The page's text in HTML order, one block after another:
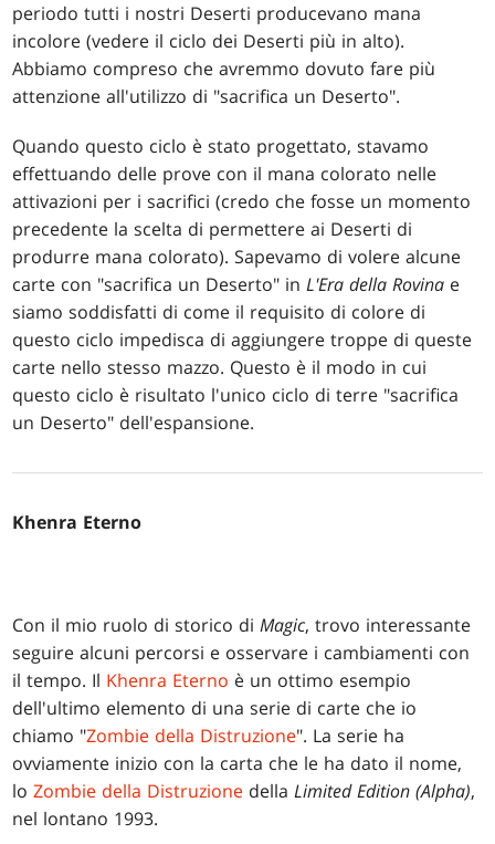
periodo tutti i nostri Deserti producevano mana
incolore (vedere il ciclo dei Deserti più in alto).
Abbiamo compreso che avremmo dovuto fare più
attenzione all'utilizzo di "sacrifica un Deserto".
Quando questo ciclo è stato progettato, stavamo
effettuando delle prove con il mana colorato nelle
attivazioni per i sacrifici (credo che fosse un momento
precedente la scelta di permettere ai Deserti di
produrre mana colorato). Sapevamo di volere alcune
carte con "sacrifica un Deserto" inL'Era della Rovina e
siamo soddisfatti di come il requisito di colore di
questo ciclo impedisca di aggiungere troppe di queste
carte nello stesso mazzo. Questo è il modo in cui
questo ciclo è risultato l'unico ciclo di terre "sacrifica
un Deserto" dell'espansione.
Khenra Eterno
Con il mio ruolo di storico diMagic, trovo interessante
seguire alcuni percorsi e osservare i cambiamenti con
il tempo. Il Khenra Eterno è un ottimo esempio
dell'ultimo elemento di una serie di carte che io
chiamo "Zombie della Distruzione". La serie ha
ovviamente inizio con la carta che le ha dato il nome,
loZombie della Distruzione dellaLimited Edition (Alpha),
nel lontano 1993.